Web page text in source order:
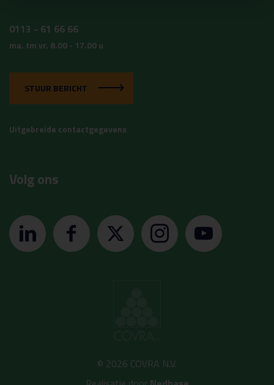
0113 - 61 66 66
ma. tm vr. 8.00 - 17.00 u
STUUR BERICHT
Uitgebreide contactgegevens
Volg ons
© 2026 COVRA N.V.